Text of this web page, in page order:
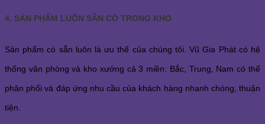
4. SẢN PHẨM LUÔN SẴN CÓ TRONG KHO
Sản phẩm có sẵn luôn là ưu thế của chúng tôi. Vũ Gia Phát có hệ
thống văn phòng và kho xưởng cả 3 miền: Bắc, Trung, Nam có thể
phân phối và đáp ứng nhu cầu của khách hàng nhanh chóng, thuận
tiện.